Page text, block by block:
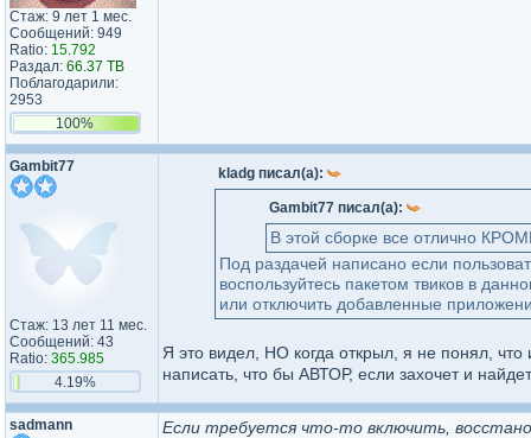
Стаж: 9 лет 1 мес.
Сообщений: 949
Ratio: 15.792
Раздал: 66.37 TB
Поблагодарили:
2953
100%
Gambit77
Стаж: 13 лет 11 мес.
Сообщений: 43
Ratio: 365.985
4.19%
kladg писал(а):
Gambit77 писал(а):
В этой сборке все отлично
Под раздачей написано если
воспользуйтесь пакетом твиков в
или отключить добавленные
Я это видел, НО когда открыл, я не понял,
написать, что бы АВТОР, если захочет и
sadmann
Если требуется что-то включить,